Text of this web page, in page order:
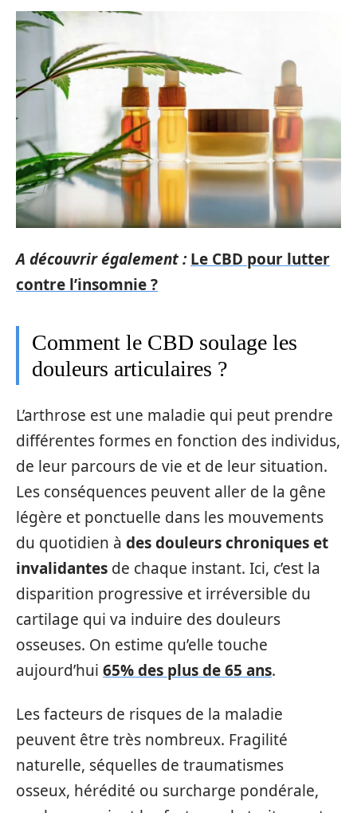
A découvrir également : Le CBD pour lutter
contre l’insomnie ?
Comment le CBD soulage les
douleurs articulaires ?
L’arthrose est une maladie qui peut prendre
différentes formes en fonction des individus,
de leur parcours de vie et de leur situation.
Les conséquences peuvent aller de la gêne
légère et ponctuelle dans les mouvements
du quotidien à des douleurs chroniques et
invalidantes de chaque instant. Ici, c’est la
disparition progressive et irréversible du
cartilage qui va induire des douleurs
osseuses. On estime qu’elle touche
aujourd’hui 65% des plus de 65 ans.
Les facteurs de risques de la maladie
peuvent être très nombreux. Fragilité
naturelle, séquelles de traumatismes
osseux, hérédité ou surcharge pondérale,